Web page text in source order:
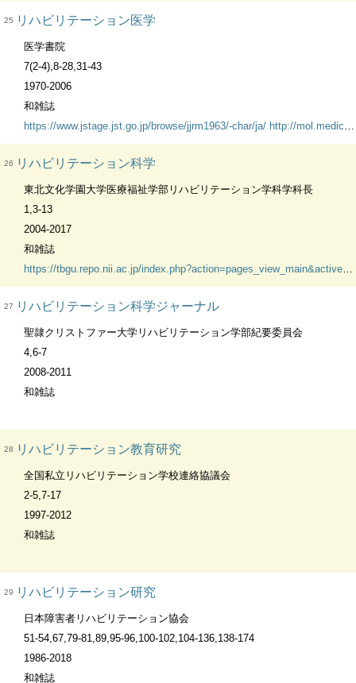
25 リハビリテーション医学
医学書院
7(2-4),8-28,31-43
1970-2006
和雑誌
https://www.jstage.jst.go.jp/browse/jjrm1963/-char/ja/ http://mol.medicalonline.jp/library/archive/select?jo=ch7rehab
26 リハビリテーション科学
東北文化学園大学医療福祉学部リハビリテーション学科学科長
1,3-13
2004-2017
和雑誌
https://tbgu.repo.nii.ac.jp/index.php?action=pages_view_main&active_action=repository_view_main_item_snippet&index_id=29&pn=1&count=20&order=17&lang=japanese&page_id=13&block_id=21
27 リハビリテーション科学ジャーナル
聖隷クリストファー大学リハビリテーション学部紀要委員会
4,6-7
2008-2011
和雑誌
28 リハビリテーション教育研究
全国私立リハビリテーション学校連絡協議会
2-5,7-17
1997-2012
和雑誌
29 リハビリテーション研究
日本障害者リハビリテーション協会
51-54,67,79-81,89,95-96,100-102,104-136,138-174
1986-2018
和雑誌